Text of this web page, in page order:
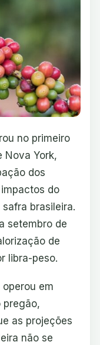
no primeiro
Nova York,
dos
do
brasileira.
setembro de
de
libra-peso.
em
pregão,
as projeções
não se